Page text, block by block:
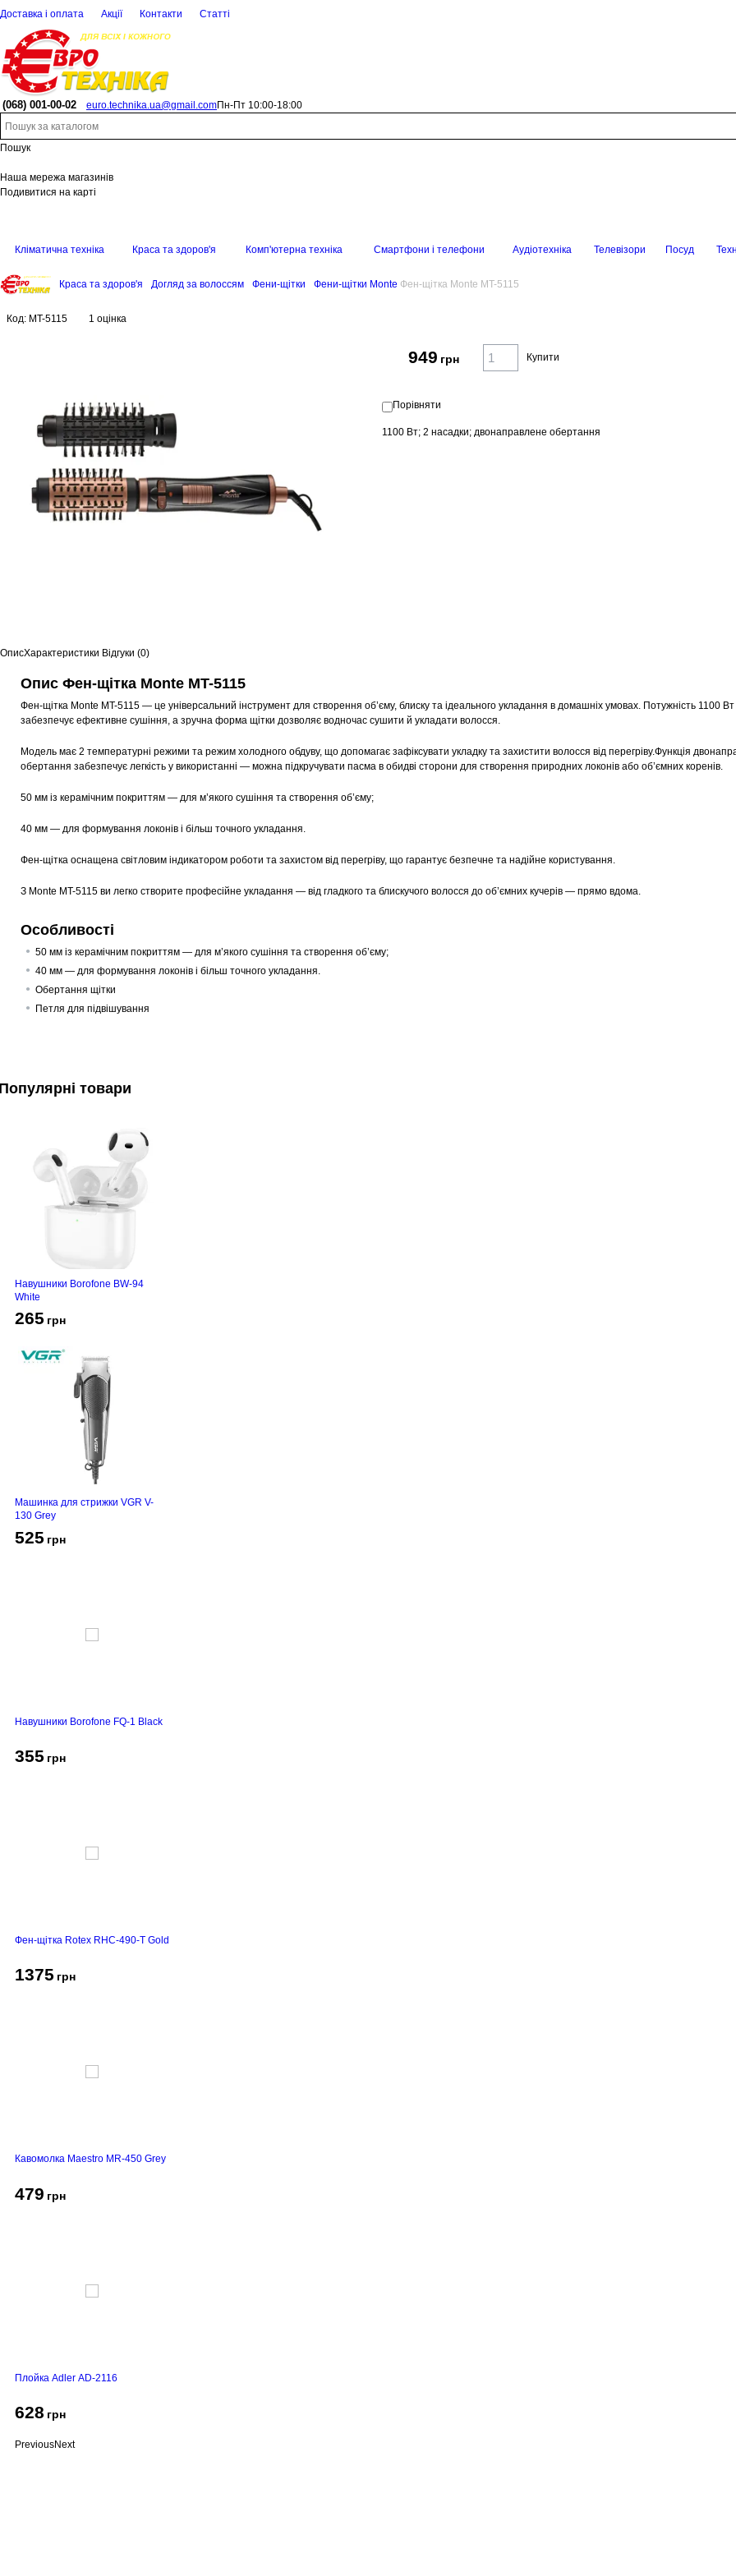
Доставка і оплата Акції Контакти Статті
(068) 001-00-02 euro.technika.ua@gmail.comПн-Пт 10:00-18:00
Пошук
Наша мережа магазинів
Подивитися на карті
Кліматична техніка Краса та здоров'я Комп'ютерна техніка Смартфони і телефони Аудіотехніка Телевізори Посуд
Краса та здоров'я Догляд за волоссям Фени-щітки Фени-щітки Monte Фен-щітка Monte MT-5115
Код: MT-5115 1 оцінка
949 грн Купити
Порівняти
1100 Вт; 2 насадки; двонаправлене обертання
ОписХарактеристики Відгуки (0)
Опис Фен-щітка Monte MT-5115
Фен-щітка Monte MT-5115 — це універсальний інструмент для створення об’єму, блиску та ідеального укладання в домашніх умовах. Потужність 1100 Вт
забезпечує ефективне сушіння, а зручна форма щітки дозволяє водночас сушити й укладати волосся.
Модель має 2 температурні режими та режим холодного обдуву, що допомагає зафіксувати укладку та захистити волосся від перегріву.Функція
обертання забезпечує легкість у використанні — можна підкручувати пасма в обидві сторони для створення природних локонів або об’ємних коренів.
50 мм із керамічним покриттям — для м’якого сушіння та створення об’єму;
40 мм — для формування локонів і більш точного укладання.
Фен-щітка оснащена світловим індикатором роботи та захистом від перегріву, що гарантує безпечне та надійне користування.
З Monte MT-5115 ви легко створите професійне укладання — від гладкого та блискучого волосся до об’ємних кучерів — прямо вдома.
Особливості
50 мм із керамічним покриттям — для м’якого сушіння та створення об’єму;
40 мм — для формування локонів і більш точного укладання.
Обертання щітки
Петля для підвішування
товари
Навушники Borofone BW-94
White
265 грн
Машинка для стрижки VGR V-
130 Grey
525 грн
Навушники Borofone FQ-1 Black
355 грн
Фен-щітка Rotex RHC-490-T Gold
1375 грн
Кавомолка Maestro MR-450 Grey
479 грн
Плойка Adler AD-2116
628 грн
PreviousNext